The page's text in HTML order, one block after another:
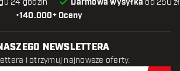
•140.000+ Oceny
24 godzin Darmowa wysyłka od 250
NEWSLETTERA
i otrzymuj najnowsze oferty.